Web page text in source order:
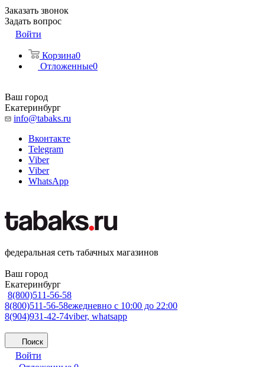
Заказать звонок
Задать вопрос
Войти
Корзина0
Отложенные0
Ваш город
Екатеринбург
info@tabaks.ru
Вконтакте
Telegram
Viber
Viber
WhatsApp
федеральная сеть табачных магазинов
Ваш город
Екатеринбург
8(800)511-56-58
8(800)511-56-58ежедневно с 10:00 до 22:00
8(904)931-42-74viber, whatsapp
Поиск
Войти